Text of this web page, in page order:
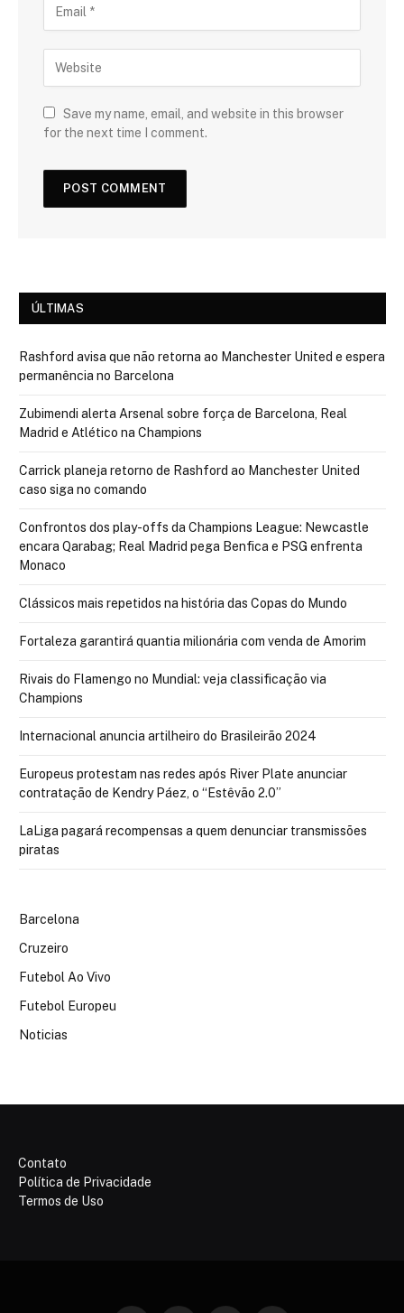
Save my name, email, and website in this browser
for the next time I comment.
ÚLTIMAS
Rashford avisa que não retorna ao Manchester United e espera
permanência no Barcelona
Zubimendi alerta Arsenal sobre força de Barcelona, Real
Madrid e Atlético na Champions
Carrick planeja retorno de Rashford ao Manchester United
caso siga no comando
Confrontos dos play-offs da Champions League: Newcastle
encara Qarabag; Real Madrid pega Benfica e PSG enfrenta
Monaco
Clássicos mais repetidos na história das Copas do Mundo
Fortaleza garantirá quantia milionária com venda de Amorim
Rivais do Flamengo no Mundial: veja classificação via
Champions
Internacional anuncia artilheiro do Brasileirão 2024
Europeus protestam nas redes após River Plate anunciar
contratação de Kendry Páez, o “Estêvão 2.0”
LaLiga pagará recompensas a quem denunciar transmissões
piratas
Barcelona
Cruzeiro
Futebol Ao Vivo
Futebol Europeu
Noticias
Contato
Política de Privacidade
Termos de Uso